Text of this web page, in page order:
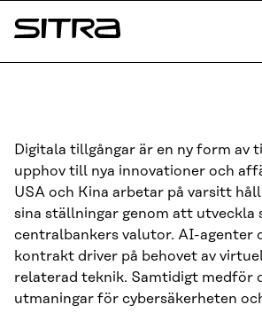
Skip to
content
Sitra
Digitala tillgångar är en ny form av
upphov till nya innovationer och
USA och Kina arbetar på varsitt
sina ställningar genom att utveckla
centralbankers valutor. AI-agenter
kontrakt driver på behovet av
relaterad teknik. Samtidigt medför
utmaningar för cybersäkerheten